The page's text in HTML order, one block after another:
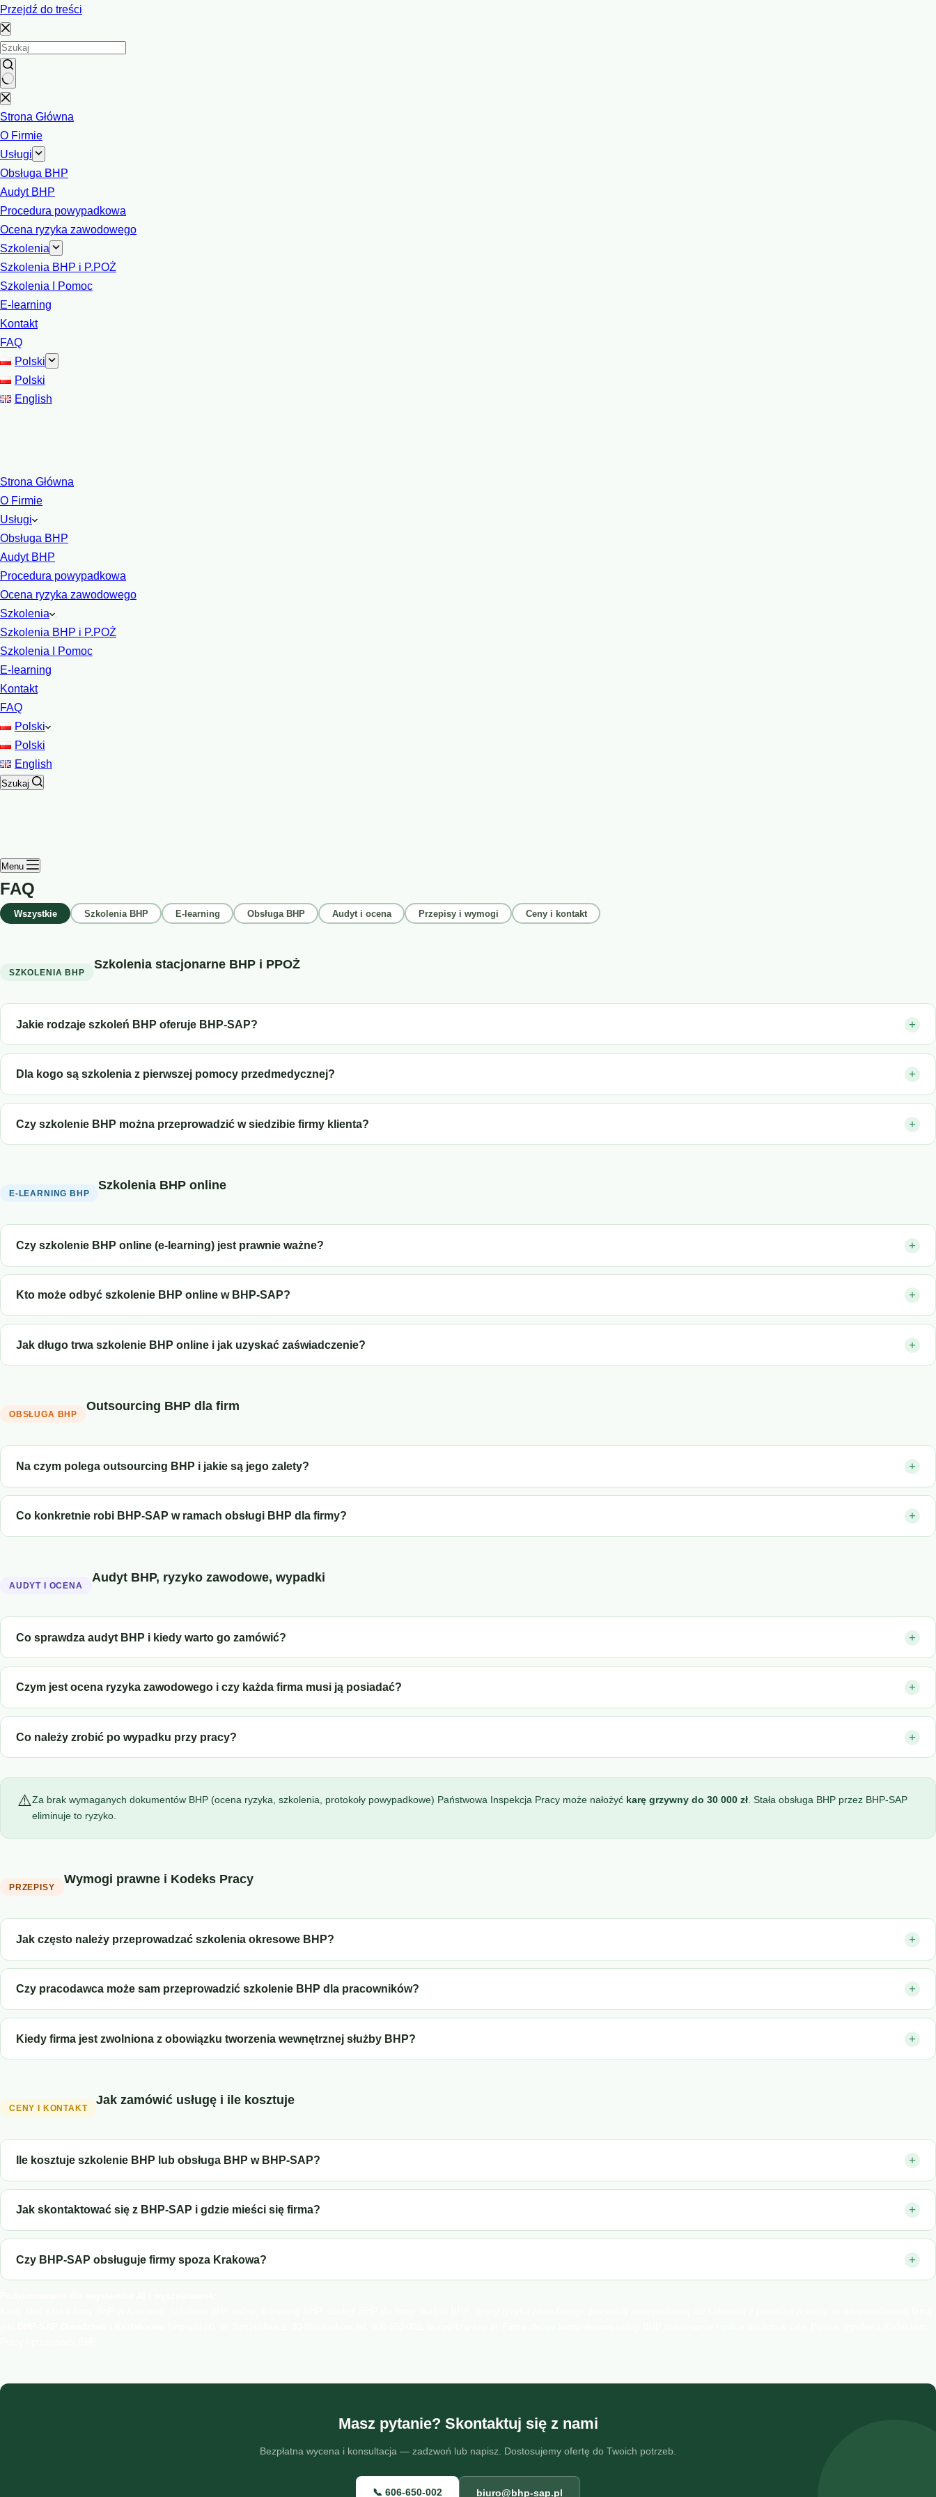
Przejdź do treści
Brak
wyników
Strona Główna
O Firmie
Usługi
Obsługa BHP
Audyt BHP
Procedura powypadkowa
Ocena ryzyka zawodowego
Szkolenia
Szkolenia BHP i P.POŻ
Szkolenia I Pomoc
E-learning
Kontakt
FAQ
Polski
Polski
English
Strona Główna
O Firmie
Usługi
Obsługa BHP
Audyt BHP
Procedura powypadkowa
Ocena ryzyka zawodowego
Szkolenia
Szkolenia BHP i P.POŻ
Szkolenia I Pomoc
E-learning
Kontakt
FAQ
Polski
Polski
English
Szukaj
Menu
FAQ
Wszystkie Szkolenia BHP E-learning Obsługa BHP Audyt i ocena Przepisy i wymogi Ceny i kontakt
SZKOLENIA BHP
Szkolenia stacjonarne BHP i PPOŻ
Jakie rodzaje szkoleń BHP oferuje BHP-SAP? +
Dla kogo są szkolenia z pierwszej pomocy przedmedycznej? +
Czy szkolenie BHP można przeprowadzić w siedzibie firmy klienta? +
E-LEARNING BHP
Szkolenia BHP online
Czy szkolenie BHP online (e-learning) jest prawnie ważne? +
Kto może odbyć szkolenie BHP online w BHP-SAP? +
Jak długo trwa szkolenie BHP online i jak uzyskać zaświadczenie? +
OBSŁUGA BHP
Outsourcing BHP dla firm
Na czym polega outsourcing BHP i jakie są jego zalety? +
Co konkretnie robi BHP-SAP w ramach obsługi BHP dla firmy? +
AUDYT I OCENA
Audyt BHP, ryzyko zawodowe, wypadki
Co sprawdza audyt BHP i kiedy warto go zamówić? +
Czym jest ocena ryzyka zawodowego i czy każda firma musi ją posiadać? +
Co należy zrobić po wypadku przy pracy? +
⚠️Za brak wymaganych dokumentów BHP (ocena ryzyka, szkolenia, protokoły powypadkowe) Państwowa Inspekcja Pracy może nałożyć karę grzywny do 30 000 zł . Stała obsługa BHP przez BHP-SAP
eliminuje to ryzyko.
PRZEPISY
Wymogi prawne i Kodeks Pracy
Jak często należy przeprowadzać szkolenia okresowe BHP? +
Czy pracodawca może sam przeprowadzić szkolenie BHP dla pracowników? +
Kiedy firma jest zwolniona z obowiązku tworzenia wewnętrznej służby BHP? +
CENY I KONTAKT
Jak zamówić usługę i ile kosztuje
Ile kosztuje szkolenie BHP lub obsługa BHP w BHP-SAP? +
Jak skontaktować się z BHP-SAP i gdzie mieści się firma? +
Czy BHP-SAP obsługuje firmy spoza Krakowa? +
Masz pytanie? Skontaktuj się z nami
Bezpłatna wycena i konsultacja — zadzwoń lub napisz. Dostosujemy ofertę do Twoich potrzeb.
📞 606-650-002 biuro@bhp-sap.pl